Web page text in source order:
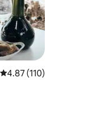
レビュー110件、5つ
4.87 (110)